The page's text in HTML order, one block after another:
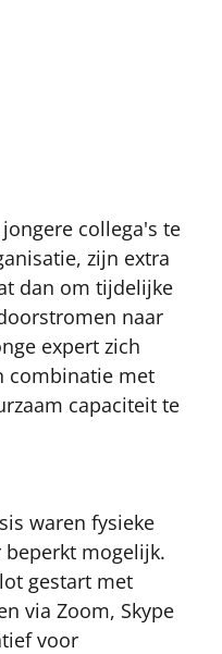
collega's te
zijn extra
dan om tijdelijke
naar
expert zich
combinatie met
capaciteit te
waren fysieke
mogelijk.
gestart met
via Zoom, Skype
voor